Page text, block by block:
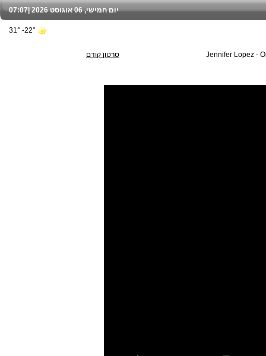
סרטון קודם Jennifer Lopez -
07:07 יום חמישי, 06 אוגוסט 2026 |
22°- 31°